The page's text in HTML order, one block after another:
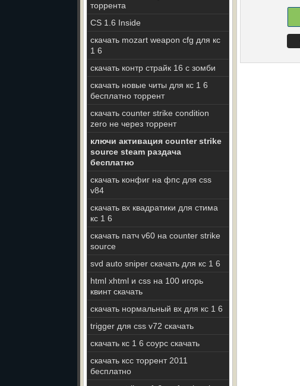
торрента
CS 1.6 Inside
скачать mozart weapon cfg для кс
1 6
скачать контр страйк 16 с зомби
скачать новые читы для кс 1 6
бесплатно торрент
скачать counter strike condition
zero не через торрент
ключи активация counter strike
source steam раздача
бесплатно
скачать конфиг на фпс для css
v84
скачать вх квадратики для стима
кс 1 6
скачать патч v60 на counter strike
source
svd auto sniper скачать для кс 1 6
html xhtml и css на 100 игорь
квинт скачать
скачать нормальный вх для кс 1 6
trigger для css v72 скачать
скачать кс 1 6 соурс скачать
скачать ксс торрент 2011
бесплатно